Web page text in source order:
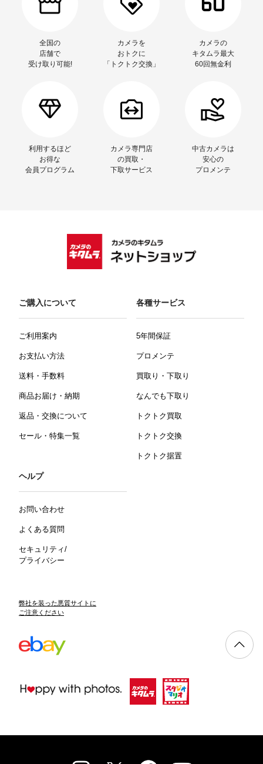
全国の
店舗で
受け取り可能!
カメラを
おトクに
「トクトク交換」
カメラの
キタムラ最大
60回無金利
利用するほど
お得な
会員プログラム
カメラ専門店
の買取・
下取サービス
中古カメラは
安心の
プロメンテ
ご購入について
ご利用案内
お支払い方法
送料・手数料
商品お届け・納期
返品・交換について
セール・特集一覧
各種サービス
5年間保証
プロメンテ
買取り・下取り
なんでも下取り
トクトク買取
トクトク交換
トクトク据置
ヘルプ
お問い合わせ
よくある質問
セキュリティ/
プライバシー
弊社を装った悪質サイトに
ご注意ください